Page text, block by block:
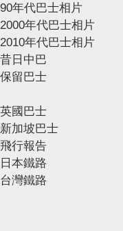
90年代巴士相片
2000年代巴士相片
2010年代巴士相片
昔日中巴
保留巴士
英國巴士
新加坡巴士
飛行報告
日本鐵路
台灣鐵路